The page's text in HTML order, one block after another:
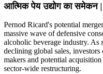
आत्मिक पेय उद्योग का समेकन
Pernod Ricard's potential
massive wave of defensive
alcoholic beverage industry. As
declining global sales,
makers and potential
sector-wide restructuring.